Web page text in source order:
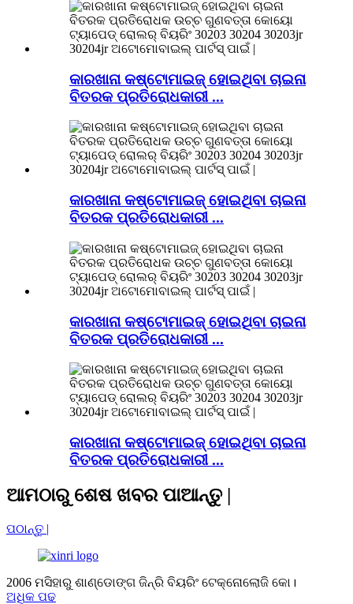
କାରଖାନା କଷ୍ଟୋମାଇଜ୍ ହୋଇଥିବା ଚାଇନା
ବିତରକ ପ୍ରତିରୋଧକାରୀ ...
କାରଖାନା କଷ୍ଟୋମାଇଜ୍ ହୋଇଥିବା ଚାଇନା
ବିତରକ ପ୍ରତିରୋଧକାରୀ ...
କାରଖାନା କଷ୍ଟୋମାଇଜ୍ ହୋଇଥିବା ଚାଇନା
ବିତରକ ପ୍ରତିରୋଧକାରୀ ...
କାରଖାନା କଷ୍ଟୋମାଇଜ୍ ହୋଇଥିବା ଚାଇନା
ବିତରକ ପ୍ରତିରୋଧକାରୀ ...
ଆମଠାରୁ ଶେଷ ଖବର ପାଆନ୍ତୁ |
ପଠାନ୍ତୁ |
2006 ମସିହାରୁ ଶାଣ୍ଡୋଙ୍ଗ ଜିନ୍ରି ବିୟରିଂ ଟେକ୍ନୋଲୋଜି କୋ।
ଅଧିକ ପଢ